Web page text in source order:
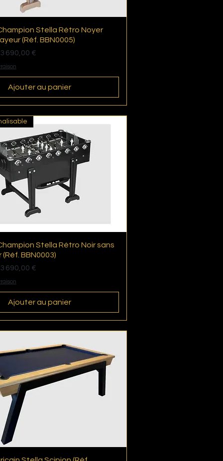
Aperçu rapide
Stella Rétro Noyer
(Réf. BBN0005)
3 690,00 €
Ajouter au panier
Aperçu rapide
Stella Rétro Noir sans
BBN0003)
3 690,00 €
Ajouter au panier
Aperçu rapide